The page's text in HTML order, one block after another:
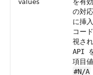
の対
に挿
コー
視さ
API
項目
#N/A